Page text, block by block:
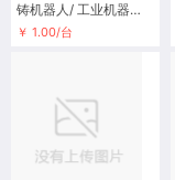
铸机器人/ 工业机器人/
六轴机械臂
￥ 1.00/台